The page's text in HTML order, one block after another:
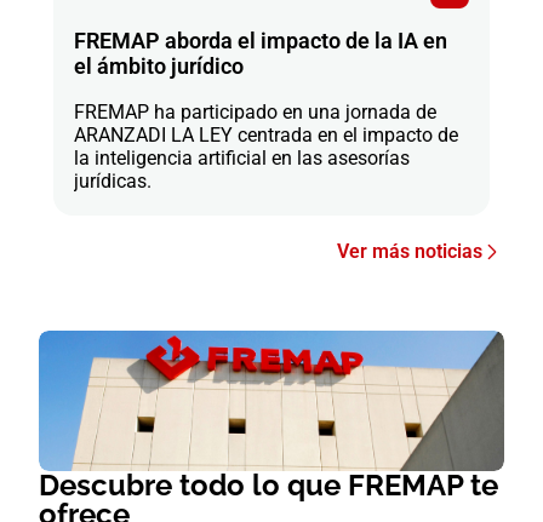
FREMAP aborda el impacto de la IA en
el ámbito jurídico
FREMAP ha participado en una jornada de
ARANZADI LA LEY centrada en el impacto de
la inteligencia artificial en las asesorías
jurídicas.
Ver más noticias
Descubre todo lo que FREMAP te
ofrece